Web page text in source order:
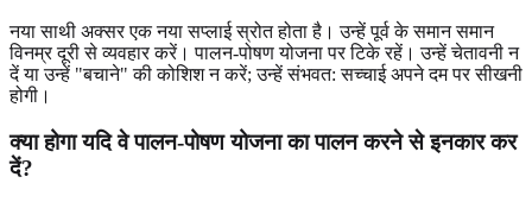
नया साथी अक्सर एक नया सप्लाई स्रोत होता है। उन्हें पूर्व के समान समान
विनम्र दूरी से व्यवहार करें। पालन-पोषण योजना पर टिके रहें। उन्हें चेतावनी न
दें या उन्हें "बचाने" की कोशिश न करें; उन्हें संभवत: सच्चाई अपने दम पर सीखनी
होगी।
क्या होगा यदि वे पालन-पोषण योजना का पालन करने से इनकार कर
दें?